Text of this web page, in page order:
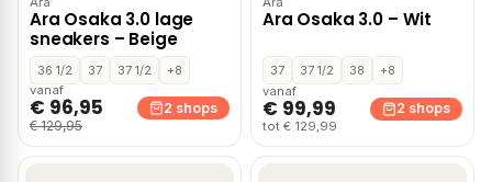
Ara Osaka 3.0 lage
sneakers – Beige
36 1/2 37 37 1/2
+8
vanaf
€ 96,95
€ 129,95
2 shops
Ara Osaka 3.0 – Wit
37 37 1/2 38
+8
vanaf
€ 99,99
tot € 129,99
2 shops